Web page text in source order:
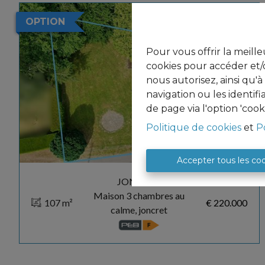
Pour vous offrir la
cookies pour accéder
nous autorisez, ainsi
navigation ou les
de page via l'option
Politique de cookies et
Accepter tous les
OPTION
107 m²
JONCRET
Maison 3 chambres au
calme, joncret
€ 220.000